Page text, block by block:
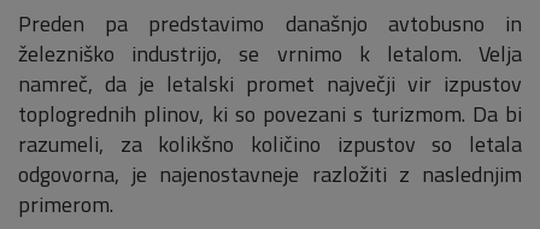
Preden pa predstavimo današnjo avtobusno in
železniško industrijo, se vrnimo k letalom. Velja
namreč, da je letalski promet največji vir izpustov
toplogrednih plinov, ki so povezani s turizmom. Da bi
razumeli, za kolikšno količino izpustov so letala
odgovorna, je najenostavneje razložiti z naslednjim
primerom.